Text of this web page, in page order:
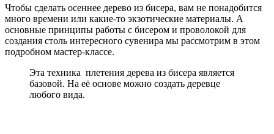
Чтобы сделать осеннее дерево из бисера, вам не понадобится
много времени или какие-то экзотические материалы. А
основные принципы работы с бисером и проволокой для
создания столь интересного сувенира мы рассмотрим в этом
подробном мастер-классе.
Эта техника плетения дерева из бисера является
базовой. На её основе можно создать деревце
любого вида.